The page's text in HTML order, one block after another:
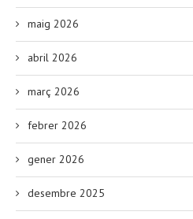
maig 2026
abril 2026
març 2026
febrer 2026
gener 2026
desembre 2025